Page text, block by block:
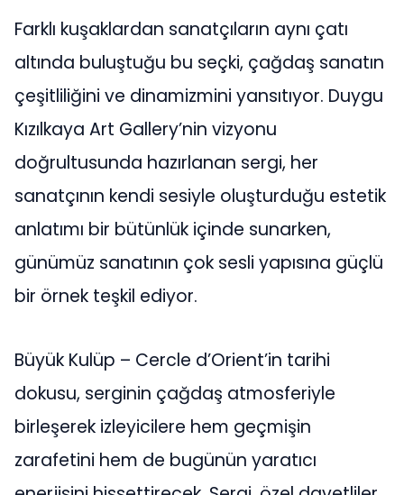
Farklı kuşaklardan sanatçıların aynı çatı
altında buluştuğu bu seçki, çağdaş sanatın
çeşitliliğini ve dinamizmini yansıtıyor. Duygu
Kızılkaya Art Gallery’nin vizyonu
doğrultusunda hazırlanan sergi, her
sanatçının kendi sesiyle oluşturduğu estetik
anlatımı bir bütünlük içinde sunarken,
günümüz sanatının çok sesli yapısına güçlü
bir örnek teşkil ediyor.
Büyük Kulüp – Cercle d’Orient’in tarihi
dokusu, serginin çağdaş atmosferiyle
birleşerek izleyicilere hem geçmişin
zarafetini hem de bugünün yaratıcı